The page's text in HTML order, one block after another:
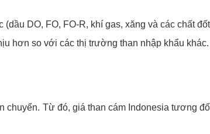
DO, FO, FO-R, khí gas, xăng và các chất
hơn so với các thị trường than nhập khẩu khác.
Từ đó, giá than cám Indonesia tương